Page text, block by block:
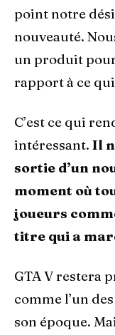
point notre
nouveauté.
un produit pour
rapport à ce
C’est ce qui
intéressant. Il
sortie d’un
moment où
joueurs
titre qui a
GTA V restera
comme l’un
son époque.